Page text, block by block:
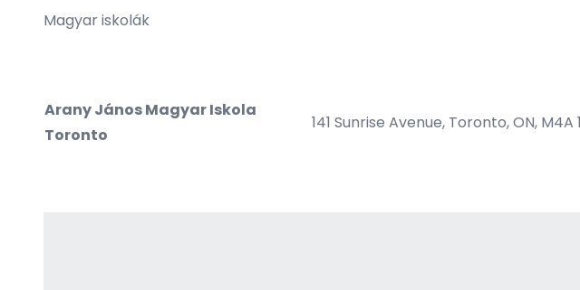
Magyar iskolák
Arany János Magyar Iskola
Toronto
141 Sunrise Avenue, Toronto, ON, M4A